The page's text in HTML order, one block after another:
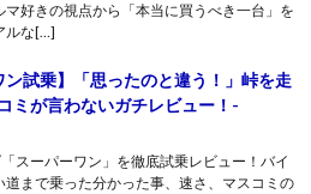
マ好きの視点から「本当に買うべき一台」を
ルな[…]
ン試乗】「思ったのと違う！」峠を走
ミが言わないガチレビュー！-
スーパーワン」を徹底試乗レビュー！バイ
道まで乗った分かった事、速さ、マスコミの